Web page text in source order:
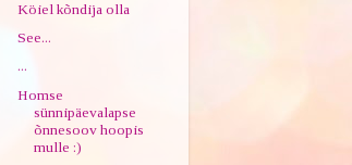
Köiel kõndija olla
See...
...
Homse
sünnipäevalapse
õnnesoov hoopis
mulle :)